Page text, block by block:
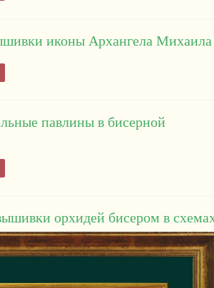
иконы Архангела Михаила
павлины в бисерной
орхидей бисером в